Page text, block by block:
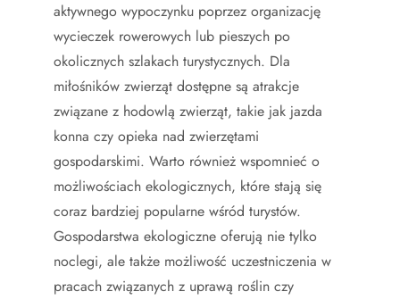
aktywnego wypoczynku poprzez organizację
wycieczek rowerowych lub pieszych po
okolicznych szlakach turystycznych. Dla
miłośników zwierząt dostępne są atrakcje
związane z hodowlą zwierząt, takie jak jazda
konna czy opieka nad zwierzętami
gospodarskimi. Warto również wspomnieć o
możliwościach ekologicznych, które stają się
coraz bardziej popularne wśród turystów.
Gospodarstwa ekologiczne oferują nie tylko
noclegi, ale także możliwość uczestniczenia w
pracach związanych z uprawą roślin czy